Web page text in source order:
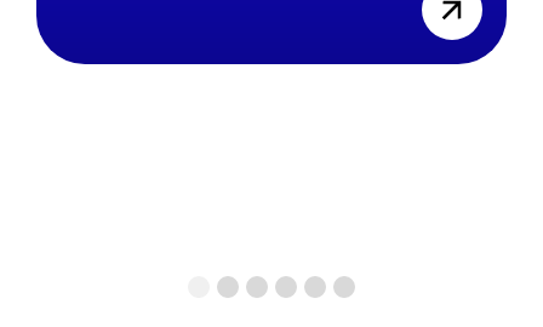
2 3 4 5
6